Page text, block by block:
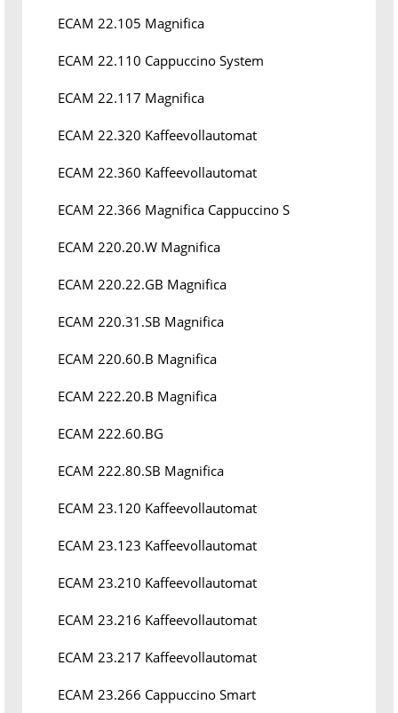
ECAM 22.105 Magnifica
ECAM 22.110 Cappuccino System
ECAM 22.117 Magnifica
ECAM 22.320 Kaffeevollautomat
ECAM 22.360 Kaffeevollautomat
ECAM 22.366 Magnifica Cappuccino S
ECAM 220.20.W Magnifica
ECAM 220.22.GB Magnifica
ECAM 220.31.SB Magnifica
ECAM 220.60.B Magnifica
ECAM 222.20.B Magnifica
ECAM 222.60.BG
ECAM 222.80.SB Magnifica
ECAM 23.120 Kaffeevollautomat
ECAM 23.123 Kaffeevollautomat
ECAM 23.210 Kaffeevollautomat
ECAM 23.216 Kaffeevollautomat
ECAM 23.217 Kaffeevollautomat
ECAM 23.266 Cappuccino Smart